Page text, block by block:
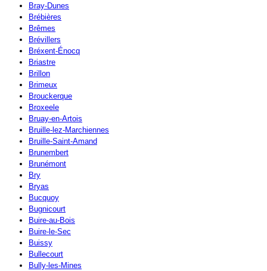
Bray-Dunes
Brébières
Brêmes
Brévillers
Bréxent-Énocq
Briastre
Brillon
Brimeux
Brouckerque
Broxeele
Bruay-en-Artois
Bruille-lez-Marchiennes
Bruille-Saint-Amand
Brunembert
Brunémont
Bry
Bryas
Bucquoy
Bugnicourt
Buire-au-Bois
Buire-le-Sec
Buissy
Bullecourt
Bully-les-Mines